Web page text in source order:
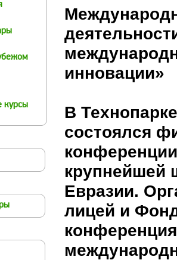
курсы
инновации»
В
состоялся
крупнейшей
Евразии.
лицей и